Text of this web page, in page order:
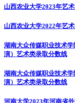
山西农业大学2023年艺
山西农业大学2022年艺
湖南大众传媒职业技术
演） 艺术类录取分数线
湖南大众传媒职业技术
演） 艺术类录取分数线
河南大学2023年河南省